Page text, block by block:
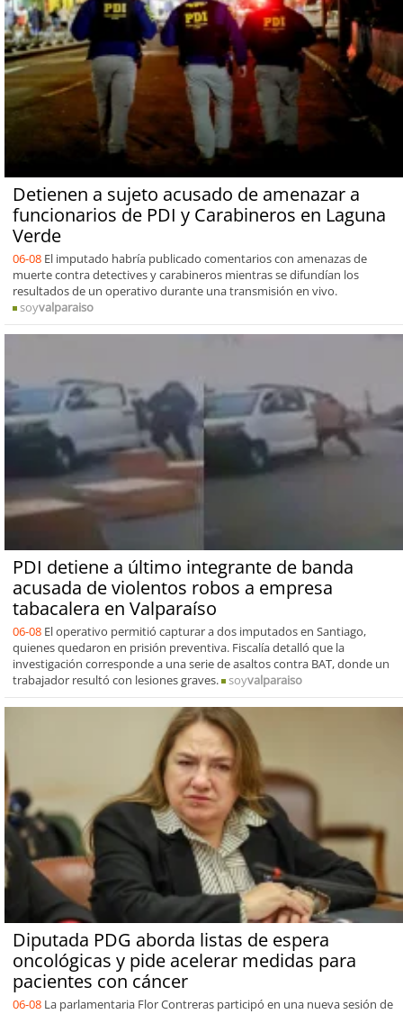
Detienen a sujeto acusado de amenazar a
funcionarios de PDI y Carabineros en Laguna
Verde
06-08 El imputado habría publicado comentarios con amenazas de
muerte contra detectives y carabineros mientras se difundían los
resultados de un operativo durante una transmisión en vivo.
soyvalparaiso
PDI detiene a último integrante de banda
acusada de violentos robos a empresa
tabacalera en Valparaíso
06-08 El operativo permitió capturar a dos imputados en Santiago,
quienes quedaron en prisión preventiva. Fiscalía detalló que la
investigación corresponde a una serie de asaltos contra BAT, donde un
trabajador resultó con lesiones graves.
soyvalparaiso
Diputada PDG aborda listas de espera
oncológicas y pide acelerar medidas para
pacientes con cáncer
06-08 La parlamentaria Flor Contreras participó en una nueva sesión de